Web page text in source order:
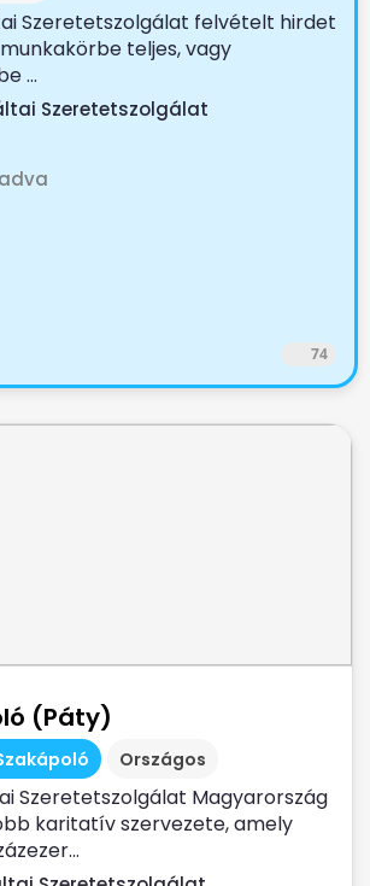
Szeretetszolgálat felvételt hirdet
teljes, vagy
...
Szeretetszolgálat
74
(Páty)
Országos
Szeretetszolgálat Magyarország
karitatív szervezete, amely